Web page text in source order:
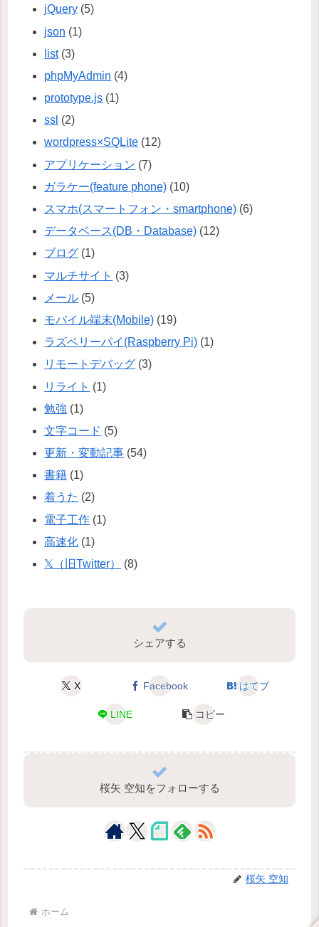
jQuery (5)
json (1)
list(3)
phpMyAdmin (4)
prototype.js (1)
ssl (2)
wordpress×SQLite (12)
アプリケーション (7)
ガラケー(feature phone) (10)
スマホ(スマートフォン・smartphone) (6)
データベース(DB・Database) (12)
ブログ (1)
マルチサイト (3)
メール (5)
モバイル端末(Mobile) (19)
ラズベリーパイ(Raspberry Pi) (1)
リモートデバッグ (3)
リライト (1)
勉強 (1)
文字コード (5)
更新・変動記事 (54)
書籍 (1)
着うた (2)
電子工作 (1)
高速化 (1)
𝕏（旧Twitter）
(8)
シェアする
X Facebook はてブ
LINE コピー
桜矢 空知をフォローする
桜矢 空知
ホーム